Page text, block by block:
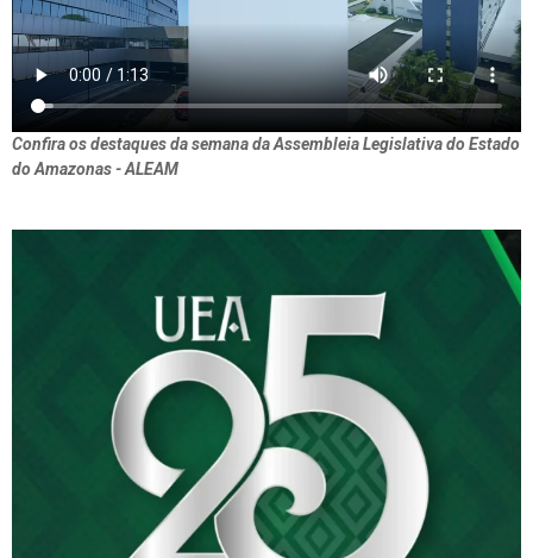
Confira os destaques da semana da Assembleia Legislativa do Estado
do Amazonas - ALEAM